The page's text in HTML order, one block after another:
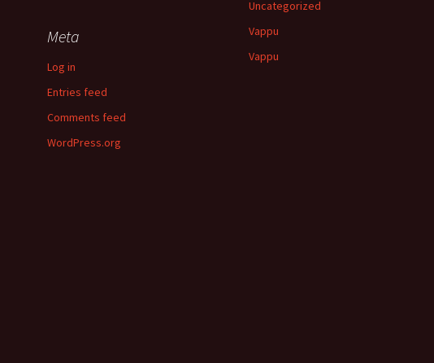
Uncategorized
Vappu
Vappu
Meta
Log in
Entries feed
Comments feed
WordPress.org